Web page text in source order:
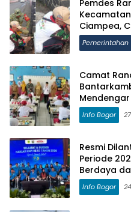
Pemdes
Ciampea,
HUT RI ke-81
Pemerintahan
Camat
Ruang
Info Bogor
Resmi
Periode
Berdaya
Kemajuan
Info Bogor